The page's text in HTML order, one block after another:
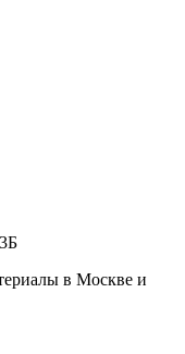
в Москве и